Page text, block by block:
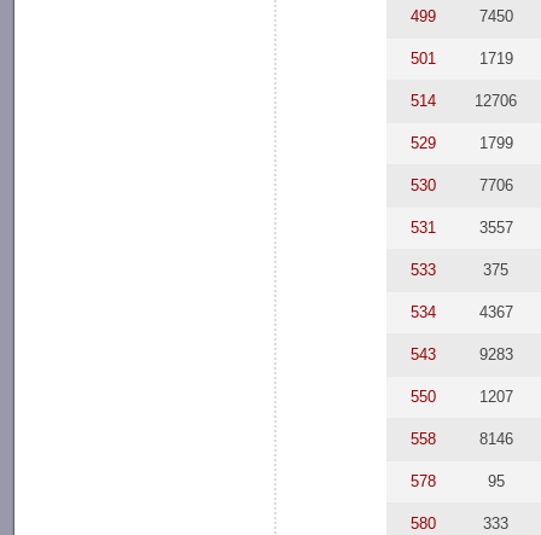
499 7450
501 1719
514 12706
529 1799
530 7706
531 3557
533 375
534 4367
543 9283
550 1207
558 8146
578 95
580 333